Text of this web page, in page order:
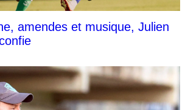
amendes et musique, Julien